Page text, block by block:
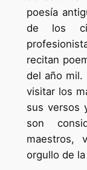
poesía
de los
recitan
del año mil.
visitar los
sus versos
son
maestros,
orgullo de